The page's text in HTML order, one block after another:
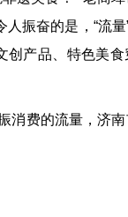
振奋的是，“流量
创产品、特色美
消费的流量，济